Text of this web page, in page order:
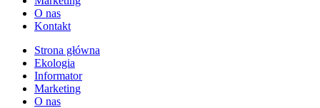
O nas
Kontakt
Strona główna
Ekologia
Informator
Marketing
O nas